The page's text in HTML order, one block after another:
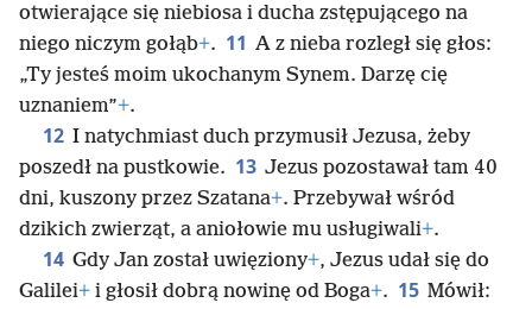
otwierające się niebiosa i ducha zstępującego na
niego niczym gołąb+. 11 A z nieba rozległ się głos:
„Ty jesteś moim ukochanym Synem. Darzę cię
uznaniem”+.
12 I natychmiast duch przymusił Jezusa, żeby
poszedł na pustkowie. 13 Jezus pozostawał tam 40
dni, kuszony przez Szatana+. Przebywał wśród
dzikich zwierząt, a aniołowie mu usługiwali+.
14 Gdy Jan został uwięziony+, Jezus udał się do
Galilei+ i głosił dobrą nowinę od Boga+. 15 Mówił: